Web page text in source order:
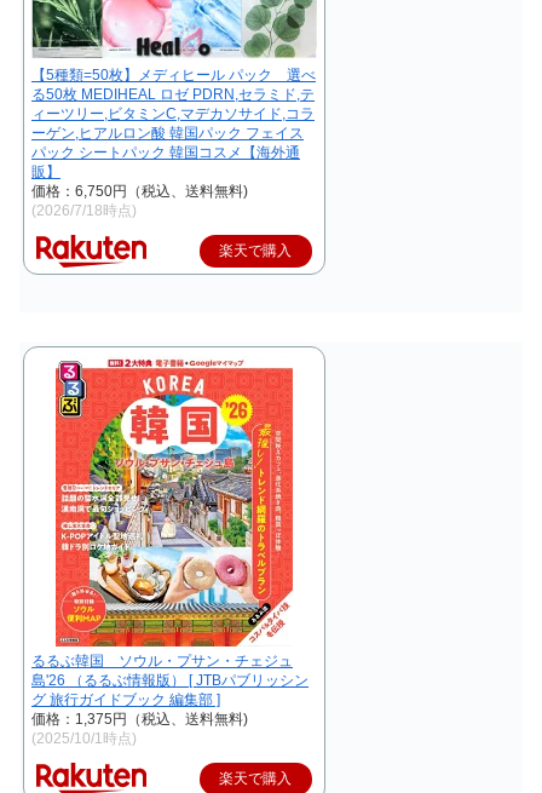
【5種類=50枚】メディヒール パック 選べ
る50枚 MEDIHEAL ロゼ PDRN,セラミド,テ
ィーツリー,ビタミンC,マデカソサイド,コラ
ーゲン,ヒアルロン酸 韓国パック フェイス
パック シートパック 韓国コスメ【海外通
販】
価格：6,750円（税込、送料無料)
(2026/7/18時点)
楽天で購入
るるぶ韓国 ソウル・プサン・チェジュ
島'26 （るるぶ情報版） [ JTBパブリッシン
グ 旅行ガイドブック 編集部 ]
価格：1,375円（税込、送料無料)
(2025/10/1時点)
楽天で購入